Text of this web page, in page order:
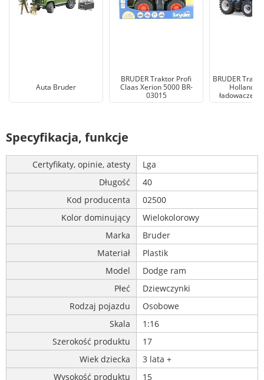
Auta Bruder
BRUDER Traktor Profi
Claas Xerion 5000 BR-
03015
BRUDER
Holland
ładowaczem
Specyfikacja, funkcje
Certyfikaty, opinie, atesty
Lga
Długość
40
Kod producenta
02500
Kolor dominujący
Wielokolorowy
Marka
Bruder
Materiał
Plastik
Model
Dodge ram
Płeć
Dziewczynki
Rodzaj pojazdu
Osobowe
Skala
1:16
Szerokość produktu
17
Wiek dziecka
3 lata +
Wysokość produktu
15